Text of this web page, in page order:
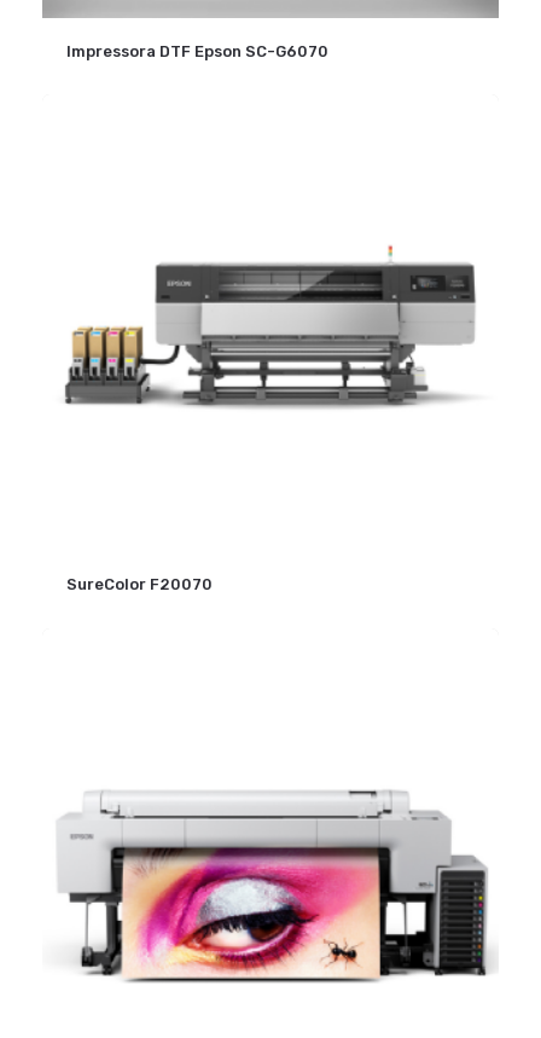
Impressora DTF Epson SC-G6070
SureColor F20070